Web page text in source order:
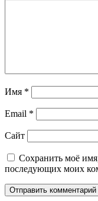
Имя *
Email *
Сайт
Сохранить моё
последующих моих